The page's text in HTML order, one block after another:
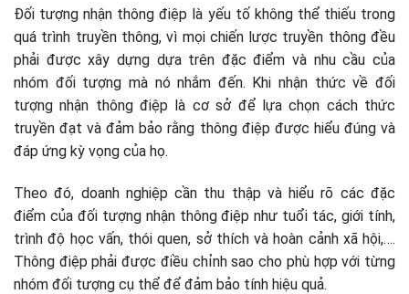
Đối tượng nhận thông điệp là yếu tố không thể thiếu trong
quá trình truyền thông, vì mọi chiến lược truyền thông đều
phải được xây dựng dựa trên đặc điểm và nhu cầu của
nhóm đối tượng mà nó nhắm đến. Khi nhận thức về đối
tượng nhận thông điệp là cơ sở để lựa chọn cách thức
truyền đạt và đảm bảo rằng thông điệp được hiểu đúng và
đáp ứng kỳ vọng của họ.
Theo đó, doanh nghiệp cần thu thập và hiểu rõ các đặc
điểm của đối tượng nhận thông điệp như tuổi tác, giới tính,
trình độ học vấn, thói quen, sở thích và hoàn cảnh xã hội,….
Thông điệp phải được điều chỉnh sao cho phù hợp với từng
nhóm đối tượng cụ thể để đảm bảo tính hiệu quả.